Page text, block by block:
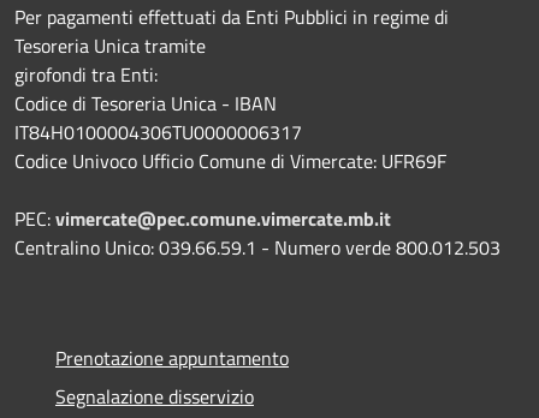
Per pagamenti effettuati da Enti Pubblici in regime di
Tesoreria Unica tramite
girofondi tra Enti:
Codice di Tesoreria Unica - IBAN
IT84H0100004306TU0000006317
Codice Univoco Ufficio Comune di Vimercate: UFR69F
PEC:vimercate@pec.comune.vimercate.mb.it
Centralino Unico: 039.66.59.1 - Numero verde 800.012.503
Prenotazione appuntamento
Segnalazione disservizio